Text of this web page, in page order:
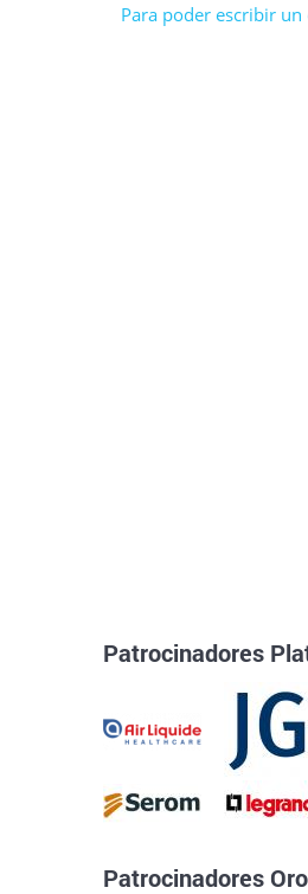
Para poder escribir
Patrocinadores
Patrocinadores Oro